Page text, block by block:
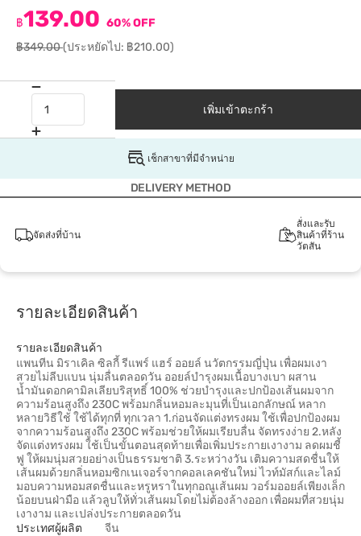
฿139.00 60% OFF
฿349.00(ประหยัดไป: ฿210.00)
เพิ่มเข้าตะกร้า
เช็กสาขาที่มีจำหน่าย
DELIVERY METHOD
จัดส่งที่บ้าน
สั่งและรับ
สินค้าที่ร้าน
วัตสัน
รายละเอียดสินค้า
รายละเอียดสินค้า
แพนทีน มิราเคิล ซิลกี้ รีแพร์ แฮร์ ออยล์ นวัตกรรมญี่ปุ่น เพื่อผมเงา
สวยไม่ลีบแบน นุ่มลื่นตลอดวัน ออยล์บำรุงผมเนื้อบางเบา ผสาน
น้ำมันดอกคามิลเลียบริสุทธิ์ 100% ช่วยบำรุงและปกป้องเส้นผมจาก
ความร้อนสูงถึง 230C พร้อมกลิ่นหอมละมุนที่เป็นเอกลักษณ์ หลาก
หลายวิธีใช้ ใช้ได้ทุกที่ ทุกเวลา 1.ก่อนจัดแต่งทรงผม ใช้เพื่อปกป้องผม
จากความร้อนสูงถึง 230C พร้อมช่วยให้ผมเรียบลื่น จัดทรงง่าย 2.หลัง
จัดแต่งทรงผม ใช้เป็นขั้นตอนสุดท้ายเพื่อเพิ่มประกายเงางาม ลดผมชี้
ฟู ให้ผมนุ่มสวยอย่างเป็นธรรมชาติ 3.ระหว่างวัน เติมความสดชื่นให้
เส้นผมด้วยกลิ่นหอมซิกเนเจอร์จากคอลเลคชันใหม่ ไวท์มัสก์และไลม์
มอบความหอมสดชื่นและหรูหราในทุกอณูเส้นผม วอร์มออยล์เพียงเล็ก
น้อยบนฝ่ามือ แล้วลูบให้ทั่วเส้นผมโดยไม่ต้องล้างออก เพื่อผมที่สวยนุ่ม
เงางาม และเปล่งประกายตลอดวัน
ประเทศผู้ผลิต
จีน